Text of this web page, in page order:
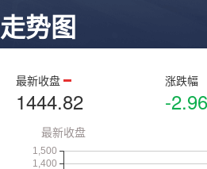
走势图
最新收盘
1444.82
涨跌幅
-